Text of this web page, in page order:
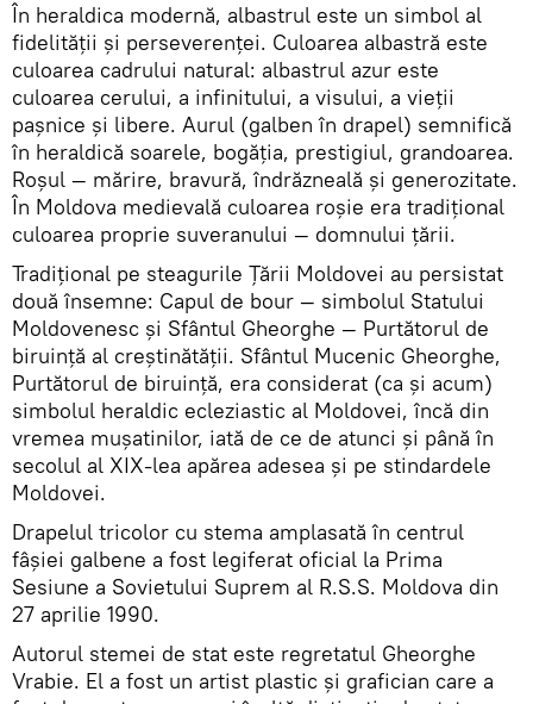
În heraldica modernă, albastrul este un simbol al
fidelităţii şi perseverenţei. Culoarea albastră este
culoarea cadrului natural: albastrul azur este
culoarea cerului, a infinitului, a visului, a vieţii
paşnice şi libere. Aurul (galben în drapel) semnifică
în heraldică soarele, bogăţia, prestigiul, grandoarea.
Roşul — mărire, bravură, îndrăzneală şi generozitate.
În Moldova medievală culoarea roşie era tradiţional
culoarea proprie suveranului — domnului ţării.
Tradiţional pe steagurile Ţării Moldovei au persistat
două însemne: Capul de bour — simbolul Statului
Moldovenesc şi Sfântul Gheorghe — Purtătorul de
biruinţă al creştinătăţii. Sfântul Mucenic Gheorghe,
Purtătorul de biruinţă, era considerat (ca şi acum)
simbolul heraldic ecleziastic al Moldovei, încă din
vremea muşatinilor, iată de ce de atunci şi până în
secolul al XIX-lea apărea adesea şi pe stindardele
Moldovei.
Drapelul tricolor cu stema amplasată în centrul
fâşiei galbene a fost legiferat oficial la Prima
Sesiune a Sovietului Suprem al R.S.S. Moldova din
27 aprilie 1990.
Autorul stemei de stat este regretatul Gheorghe
Vrabie. El a fost un artist plastic și grafician care a